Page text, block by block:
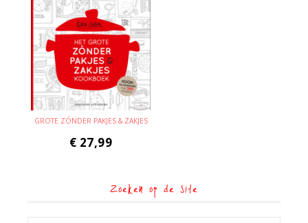
GROTE ZÓNDER PAKJES & ZAKJES
€ 27,99
Zoeken op de site